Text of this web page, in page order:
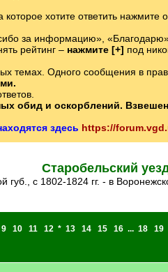
хотите ответить
за информацию»,
рейтинг – нажмите [+] под
темах. Одного сообщения в
обид и оскорблений.
здесь https://
Старобельский
губ., с 1802-1824 гг. - в
9 10 11 12 * 13 14 15 16 ... 18 19